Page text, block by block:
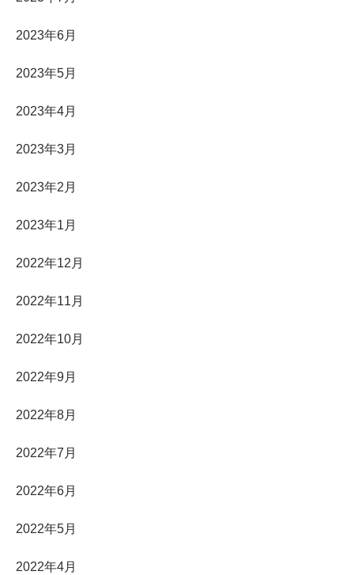
2023年6月
2023年5月
2023年4月
2023年3月
2023年2月
2023年1月
2022年12月
2022年11月
2022年10月
2022年9月
2022年8月
2022年7月
2022年6月
2022年5月
2022年4月